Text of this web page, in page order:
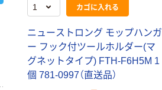
カゴに入れる
ニューストロング モップハンガ
ー フック付ツールホルダー(マ
グネットタイプ) FTH-F6H5M 1
個 781-0997（直送品）